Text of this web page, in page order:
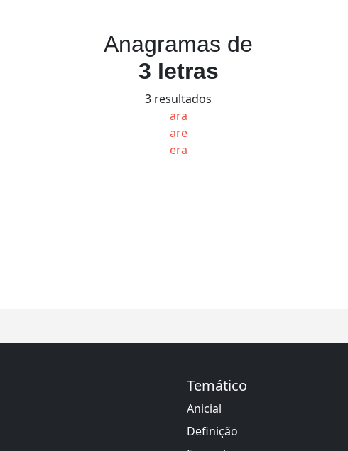
Anagramas de
3 letras
3 resultados
ara
are
era
Temático
Anicial
Definição